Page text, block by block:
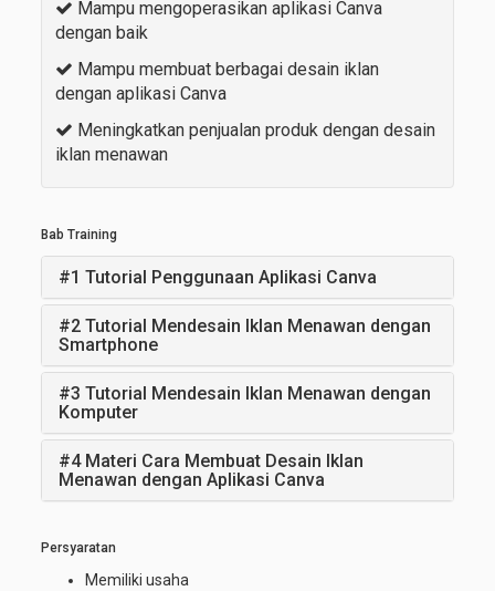
Mampu mengoperasikan aplikasi Canva
dengan baik
Mampu membuat berbagai desain iklan
dengan aplikasi Canva
Meningkatkan penjualan produk dengan desain
iklan menawan
Bab Training
#1 Tutorial Penggunaan Aplikasi Canva
#2 Tutorial Mendesain Iklan Menawan dengan
Smartphone
#3 Tutorial Mendesain Iklan Menawan dengan
Komputer
#4 Materi Cara Membuat Desain Iklan
Menawan dengan Aplikasi Canva
Persyaratan
Memiliki usaha